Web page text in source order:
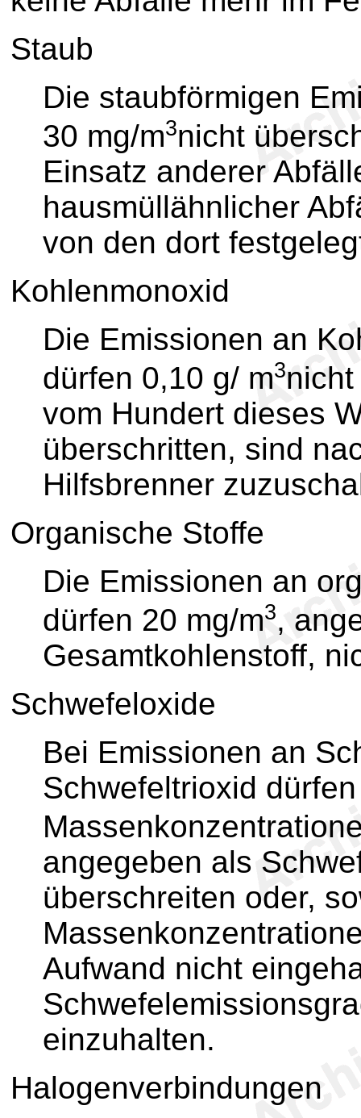
Staub
Die staubförmigen
30 mg/m3nicht
Einsatz anderer
hausmüllähnlicher
von den dort
Kohlenmonoxid
Die Emissionen an
dürfen 0,10 g/ m3
vom Hundert dieses
überschritten, sind
Hilfsbrenner
Organische Stoffe
Die Emissionen an
dürfen 20 mg/m3,
Gesamtkohlenstoff,
Schwefeloxide
Bei Emissionen an
Schwefeltrioxid
angegeben als
überschreiten oder,
Aufwand nicht
einzuhalten.
Halogenverbindungen